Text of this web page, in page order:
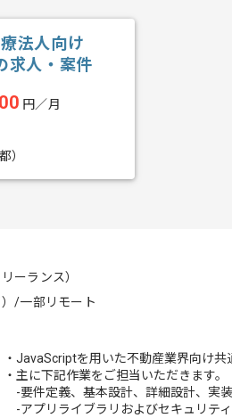
療法人向け
求人・案件
円／月
）
ーランス）
/一部リモート
・JavaScriptを用いた不動産業界向け
・主に下記作業をご担当いただきます。
-要件定義、基本設計、詳細設計、実
-アプリライブラリおよびセキュリテ